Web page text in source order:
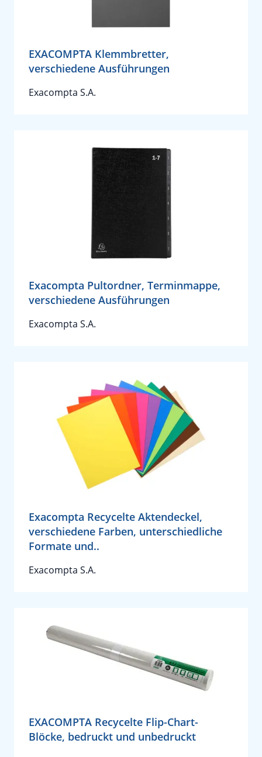
EXACOMPTA Klemmbretter,
verschiedene Ausführungen
Exacompta S.A.
Exacompta Pultordner, Terminmappe,
verschiedene Ausführungen
Exacompta S.A.
Exacompta Recycelte Aktendeckel,
verschiedene Farben, unterschiedliche
Formate und..
Exacompta S.A.
EXACOMPTA Recycelte Flip-Chart-
Blöcke, bedruckt und unbedruckt